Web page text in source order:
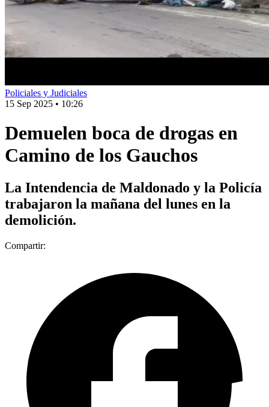
Policiales y Judiciales
15 Sep 2025 • 10:26
Demuelen boca de drogas en
Camino de los Gauchos
La Intendencia de Maldonado y la Policía
trabajaron la mañana del lunes en la
demolición.
Compartir: